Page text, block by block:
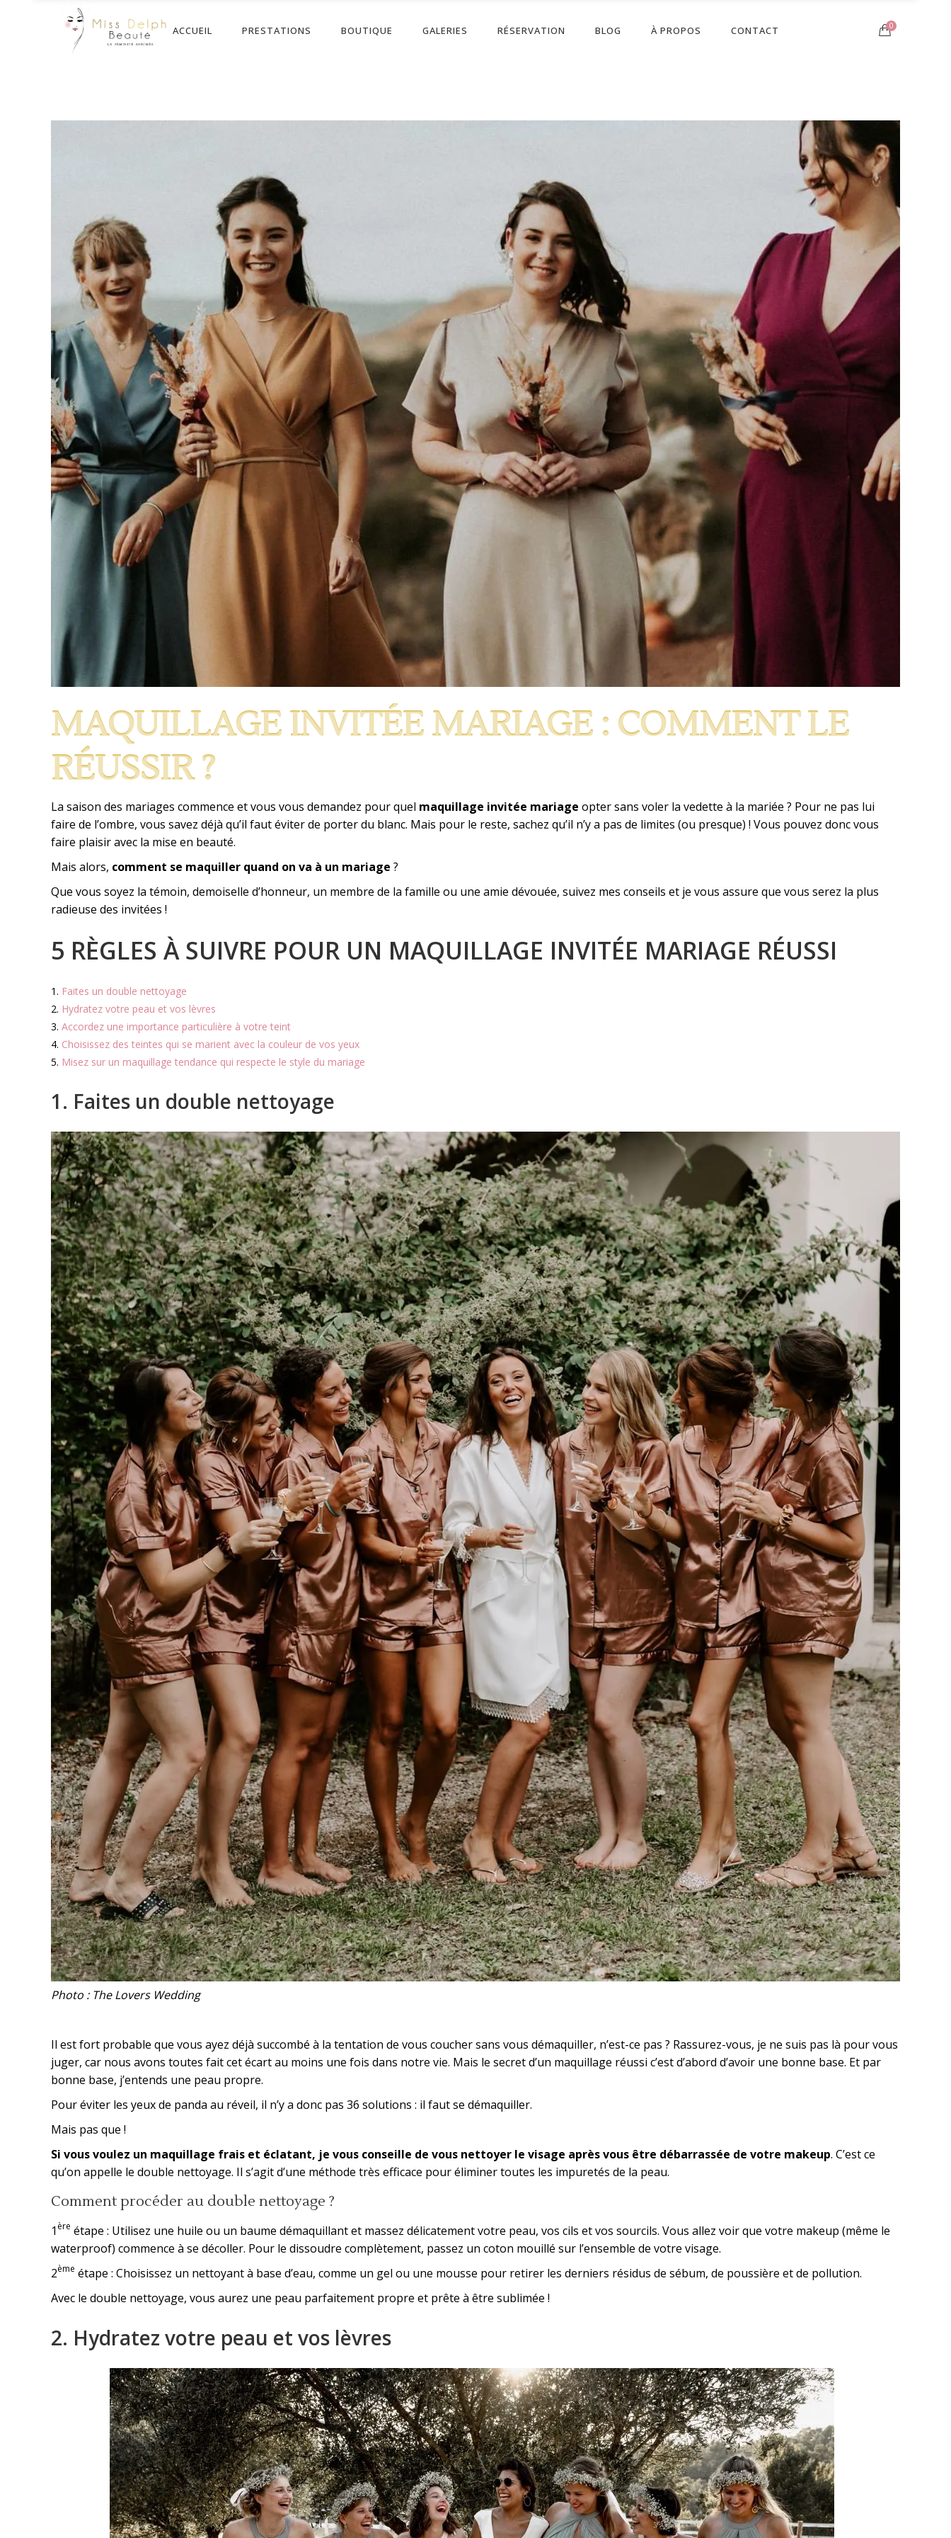
ACCUEIL PRESTATIONS BOUTIQUE GALERIES RÉSERVATION BLOG À PROPOS CONTACT 0
MAQUILLAGE INVITÉE MARIAGE : COMMENT LE
RÉUSSIR ?
La saison des mariages commence et vous vous demandez pour quel maquillage invitée mariage opter sans voler la vedette à la mariée ? Pour ne pas lui
faire de l’ombre, vous savez déjà qu’il faut éviter de porter du blanc. Mais pour le reste, sachez qu’il n’y a pas de limites (ou presque) ! Vous pouvez donc vous
faire plaisir avec la mise en beauté.
Mais alors, comment se maquiller quand on va à un mariage ?
Que vous soyez la témoin, demoiselle d’honneur, un membre de la famille ou une amie dévouée, suivez mes conseils et je vous assure que vous serez la plus
radieuse des invitées !
5 RÈGLES À SUIVRE POUR UN MAQUILLAGE INVITÉE MARIAGE RÉUSSI
Faites un double nettoyage
Hydratez votre peau et vos lèvres
Accordez une importance particulière à votre teint
Choisissez des teintes qui se marient avec la couleur de vos yeux
Misez sur un maquillage tendance qui respecte le style du mariage
1. Faites un double nettoyage
Photo : The Lovers Wedding
Il est fort probable que vous ayez déjà succombé à la tentation de vous coucher sans vous démaquiller, n’est-ce pas ? Rassurez-vous, je ne suis pas là pour vous
juger, car nous avons toutes fait cet écart au moins une fois dans notre vie. Mais le secret d’un maquillage réussi c’est d’abord d’avoir une bonne base. Et par
bonne base, j’entends une peau propre.
Pour éviter les yeux de panda au réveil, il n’y a donc pas 36 solutions : il faut se démaquiller.
Mais pas que !
Si vous voulez un maquillage frais et éclatant, je vous conseille de vous nettoyer le visage après vous être débarrassée de votre makeup. C’est ce
qu’on appelle le double nettoyage. Il s’agit d’une méthode très efficace pour éliminer toutes les impuretés de la peau.
Comment procéder au double nettoyage ?
1 ère étape : Utilisez une huile ou un baume démaquillant et massez délicatement votre peau, vos cils et vos sourcils. Vous allez voir que votre makeup (même le
waterproof) commence à se décoller. Pour le dissoudre complètement, passez un coton mouillé sur l’ensemble de votre visage.
2ème étape : Choisissez un nettoyant à base d’eau, comme un gel ou une mousse pour retirer les derniers résidus de sébum, de poussière et de pollution.
Avec le double nettoyage, vous aurez une peau parfaitement propre et prête à être sublimée !
2. Hydratez votre peau et vos lèvres